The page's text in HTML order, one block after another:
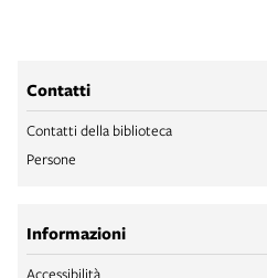
Contatti
Contatti della biblioteca
Persone
Informazioni
Accessibilità